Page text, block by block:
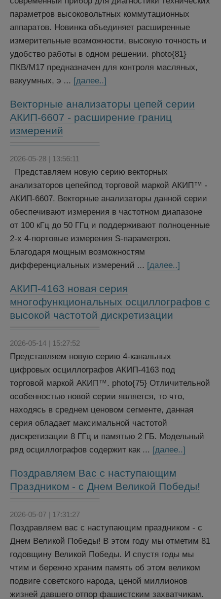
параметров высоковольтных коммутационных
аппаратов. Новинка объединяет расширенные
измерительные возможности, высокую точность и
удобство работы в одном решении. photo{81}
ПКВ/М17 предназначен для контроля масляных,
вакуумных, э ... [далее..]
Векторные анализаторы цепей серии
АКИП-6607 - расширение границ
измерений
2026-05-28 | 13:56:11
Представляем новую серию векторных
анализаторов цепейпод торговой маркой АКИП™ -
АКИП-6607. Векторные анализаторы данной серии
обеспечивают измерения в частотном диапазоне
от 100 кГц до 50 ГГц и поддерживают полноценные
2-х 4-портовые измерения S-параметров.
Благодаря мощным возможностям
дифференциальных измерений ... [далее..]
АКИП-4163 новая серия
многофункциональных осциллографов с
высокой частотой дискретизации
2026-05-14 | 15:27:52
Представляем новую серию 4-канальных
цифровых осциллографов АКИП-4163 под
торговой маркой АКИП™. photo{75} Отличительной
особенностью новой серии является, то что,
находясь в среднем ценовом сегменте, данная
серия обладает максимальной частотой
дискретизации 8 ГГц и памятью 2 ГБ. Модельный
ряд осциллографов содержит как ... [далее..]
Поздравляем Вас с наступающим
Праздником - с Днем Великой Победы!
2026-05-07 | 17:31:27
Поздравляем вас с наступающим праздником - с
Днем Великой Победы! В этом году мы отметим 81
годовщину Великой Победы. И спустя годы мы
чтим и бережно храним память об этом великом
подвиге советского народа, ценой миллионов
жизней давшего отпор фашистским захватчикам.